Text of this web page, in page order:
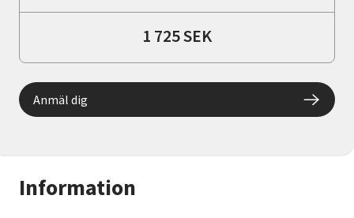
Information
1 725 SEK
Anmäl dig